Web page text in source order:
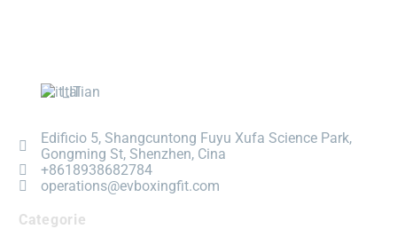
Italian
Edificio 5, Shangcuntong Fuyu Xufa Science Park,
Gongming St, Shenzhen, Cina
+8618938682784
operations@evboxingfit.com
Categorie